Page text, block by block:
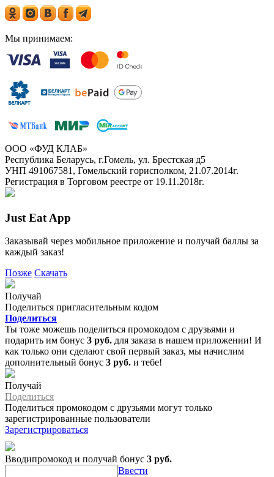
Мы принимаем:
ООО «ФУД КЛАБ»
Республика Беларусь, г.Гомель, ул. Брестская д5
УНП 491067581, Гомельский горисполком, 21.07.2014г.
Регистрация в Торговом реестре от 19.11.2018г.
Just Eat App
Заказывай через мобильное приложение и получай баллы за
каждый заказ!
Позже Скачать
Получай
Поделиться пригласительным кодом
Поделиться
Ты тоже можешь поделиться промокодом с друзьями и
подарить им бонус 3 руб. для заказа в нашем приложении! И
как только они сделают свой первый заказ, мы начислим
дополнительный бонус 3 руб. и тебе!
Получай
Поделиться
Поделиться промокодом с друзьями могут только
зарегистрированные пользователи
Зарегистрироваться
Вводипромокод и получай бонус 3 руб.
Ввести